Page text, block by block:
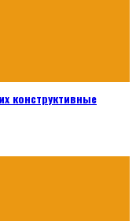
конструктивные